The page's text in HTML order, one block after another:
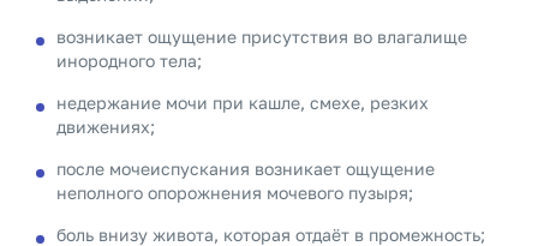
возникает ощущение присутствия во влагалище
инородного тела;
недержание мочи при кашле, смехе, резких
движениях;
после мочеиспускания возникает ощущение
неполного опорожнения мочевого пузыря;
боль внизу живота, которая отдаёт в промежность;